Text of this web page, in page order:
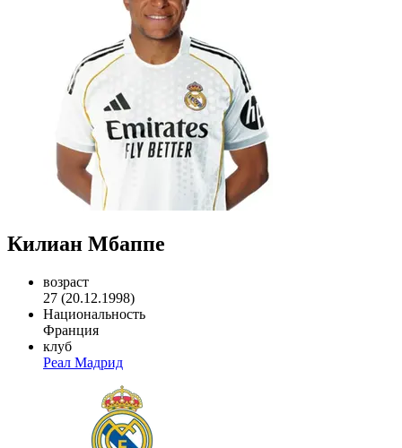
Килиан Мбаппе
возраст
27 (20.12.1998)
Национальность
Франция
клуб
Реал Мадрид